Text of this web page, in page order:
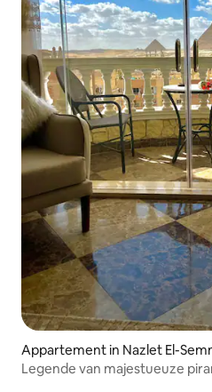
Appartement in Nazlet El-
Legende van majestueuze